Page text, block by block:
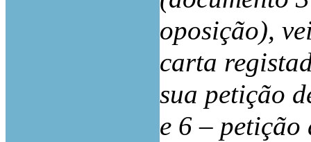
oposição),
carta
sua petição
e 6 – petição